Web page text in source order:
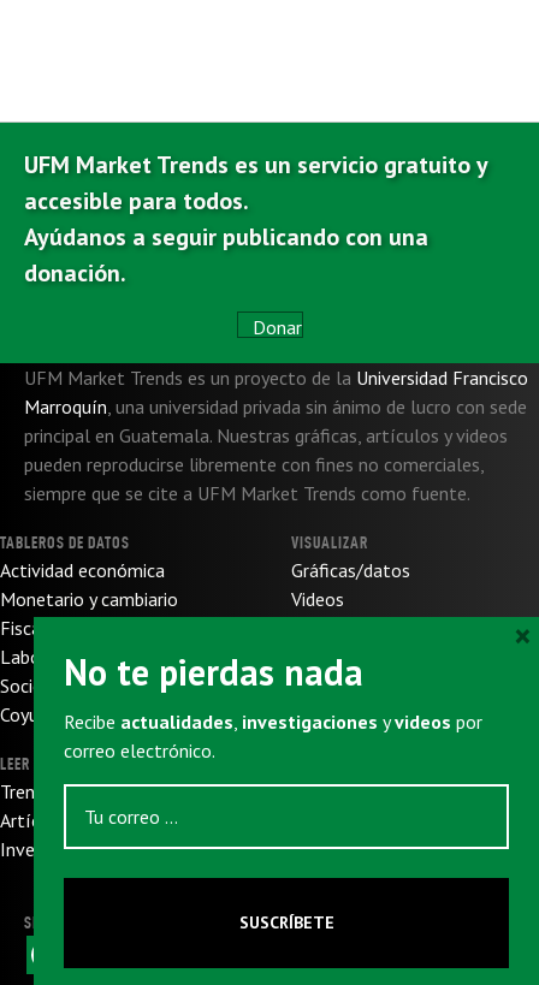
UFM Market Trends es un servicio gratuito y
accesible para todos.
Ayúdanos a seguir publicando con una
donación.
Donar
UFM Market Trends es un proyecto de la Universidad Francisco
Marroquín una universidad privada sin ánimo de lucro con sede
principal en Guatemala. Nuestras gráficas, artículos y videos
pueden reproducirse libremente con fines no comerciales,
siempre que se cite a UFM Market Trends como fuente.
TABLEROS DE DATOS
Actividad económica
Monetario y cambiario
Fiscal y de presupuesto
Laboral
Socioeconómico
Coyuntura internacional
LEER
Trends
Artículos
Investigaciones
VISUALIZAR
Gráficas/datos
Videos
Sobre nosotros
Donaciones
SUSCRIBIRSE
SIGUENOS
a
h
i
e
m
No te pierdas nada
Recibe actualidades, investigaciones yvideos por
correo electrónico.
SUSCRÍBETE
×